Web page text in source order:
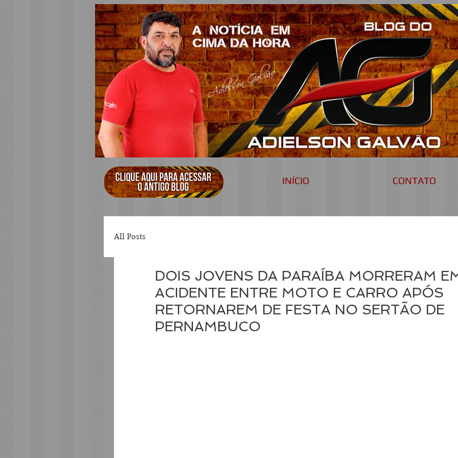
INÍCIO CONTATO
All Posts
DOIS JOVENS DA PARAÍBA MORRERAM
ACIDENTE ENTRE MOTO E CARRO APÓS
RETORNAREM DE FESTA NO SERTÃO DE
PERNAMBUCO